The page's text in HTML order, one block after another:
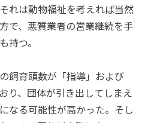
れは動物福祉を考えれば当然
で、悪質業者の営業継続を手
持つ。
飼育頭数が「指導」および
り、団体が引き出してしまえ
なる可能性が高かった。そし